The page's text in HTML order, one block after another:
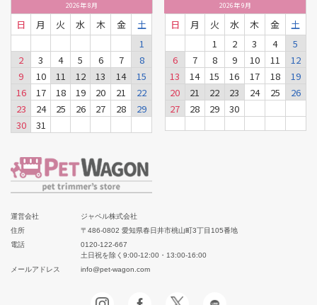
2026年8月
日 月 火 水 木 金
土
1
2
3 4 5 6 7
8
9
10 11 12 13 14
15
16
17 18 19 20 21
22
23
24 25 26 27 28
29
30
31
2026年9月
日 月 火 水 木 金
土
1
2 3 4
5
6
7 8 9 10 11
12
13
14 15 16 17 18
19
20
21 22 23 24 25
26
27
28 29 30
運営会社
ジャペル株式会社
住所
〒486-0802 愛知県春日井市桃山町3丁目105番地
電話
0120-122-667
土日祝を除く9:00-12:00・13:00-16:00
メールアドレス
info@pet-wagon.com